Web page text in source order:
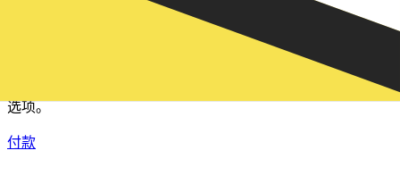
快捷安全地在线汇款。实时跟踪和通知外加灵活的交付和付款
选项。
付款